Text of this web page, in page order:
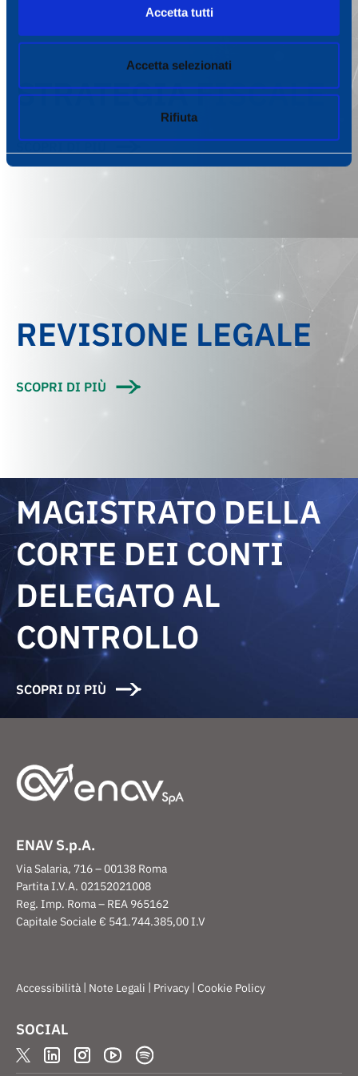
Accetta tutti
Accetta selezionati
Rifiuta
STRATEGIA FISCALE
REVISIONE LEGALE
SCOPRI DI PIÙ
MAGISTRATO DELLA
CORTE DEI CONTI
DELEGATO AL
CONTROLLO
SCOPRI DI PIÙ
ENAV S.p.A.
Via Salaria, 716 – 00138 Roma
Partita I.V.A. 02152021008
Reg. Imp. Roma – REA 965162
Capitale Sociale € 541.744.385,00 I.V
Accessibilità | Note Legali | Privacy | Cookie Policy
SOCIAL